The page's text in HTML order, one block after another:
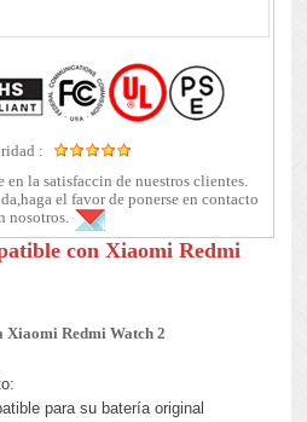
:
la satisfaccin de nuestros clientes.
el favor de ponerse en contacto
nosotros.
con Xiaomi Redmi
Xiaomi Redmi Watch 2
para su batería original